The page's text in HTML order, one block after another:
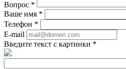
Вопрос *
Ваше имя *
Телефон *
E-mail
Введите текст с картинки *